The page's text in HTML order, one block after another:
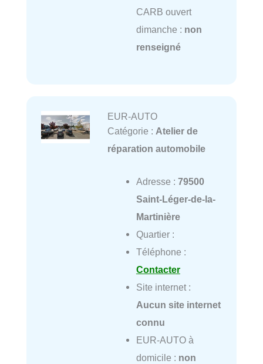
CARB ouvert
dimanche : non
renseigné
EUR-AUTO
Catégorie : Atelier de
réparation automobile
Adresse : 79500
Saint-Léger-de-la-
Martinière
Quartier :
Téléphone :
Contacter
Site internet :
Aucun site internet
connu
EUR-AUTO à
domicile : non